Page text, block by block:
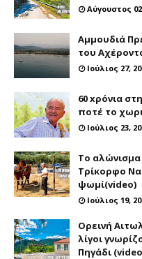
Αύγουστος
Αμμουδιά
του
Ιούλιος 27,
60 xρόνια
ποτέ το
Ιούλιος 23,
Το
Τρίκορφο
ψωμί(video)
Ιούλιος 19,
Ορεινή
λίγοι
Πηγάδι